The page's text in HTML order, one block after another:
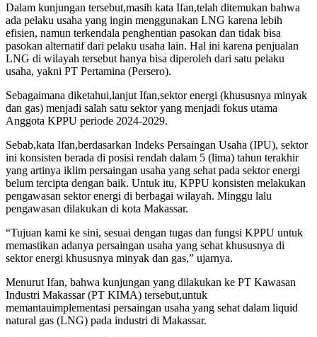
Dalam kunjungan tersebut,masih kata Ifan,telah ditemukan bahwa
ada pelaku usaha yang ingin menggunakan LNG karena lebih
efisien, namun terkendala penghentian pasokan dan tidak bisa
pasokan alternatif dari pelaku usaha lain. Hal ini karena penjualan
LNG di wilayah tersebut hanya bisa diperoleh dari satu pelaku
usaha, yakni PT Pertamina (Persero).
Sebagaimana diketahui,lanjut Ifan,sektor energi (khususnya minyak
dan gas) menjadi salah satu sektor yang menjadi fokus utama
Anggota KPPU periode 2024-2029.
Sebab,kata Ifan,berdasarkan Indeks Persaingan Usaha (IPU), sektor
ini konsisten berada di posisi rendah dalam 5 (lima) tahun terakhir
yang artinya iklim persaingan usaha yang sehat pada sektor energi
belum tercipta dengan baik. Untuk itu, KPPU konsisten melakukan
pengawasan sektor energi di berbagai wilayah. Minggu lalu
pengawasan dilakukan di kota Makassar.
“Tujuan kami ke sini, sesuai dengan tugas dan fungsi KPPU untuk
memastikan adanya persaingan usaha yang sehat khususnya di
sektor energi khususnya minyak dan gas,” ujarnya.
Menurut Ifan, bahwa kunjungan yang dilakukan ke PT Kawasan
Industri Makassar (PT KIMA) tersebut,untuk
memantauimplementasi persaingan usaha yang sehat dalam liquid
natural gas (LNG) pada industri di Makassar.